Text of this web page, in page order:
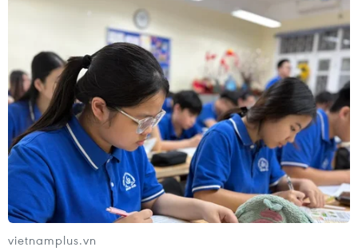
vietnamplus.vn